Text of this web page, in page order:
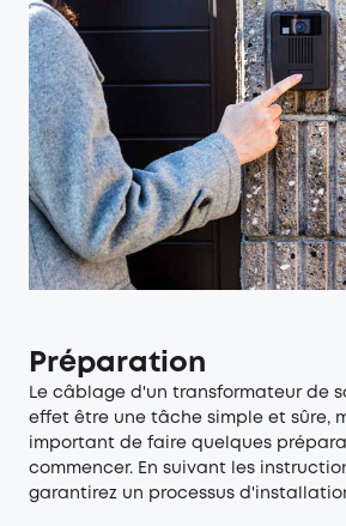
Préparation
Le câblage d'un transformateur de
effet être une tâche simple et sûre,
important de faire quelques
commencer. En suivant les
garantirez un processus